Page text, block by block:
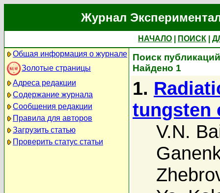
Журнал
НАЧАЛО ПОИСК
Общая информация о журнале
Золотые страницы
Адреса редакции
Содержание журнала
Сообщения редакции
Правила для авторов
Загрузить статью
Проверить статус статьи
Поиск
Найдено 1
1.
tungsten
V.N.